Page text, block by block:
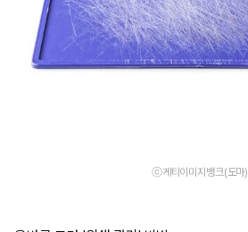
ⓒ게티이미지뱅크(도마)